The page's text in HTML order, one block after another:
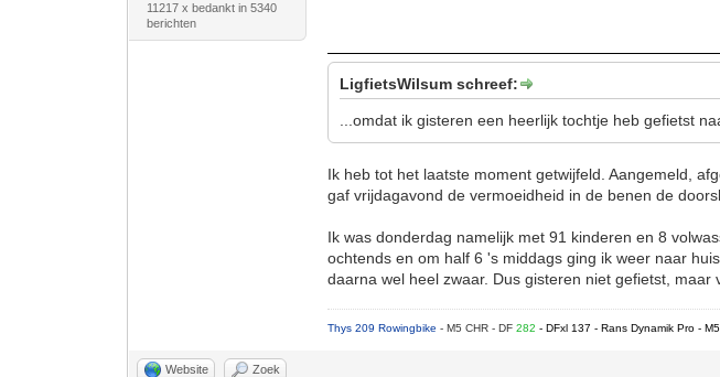
11217 x bedankt in 5340
berichten
LigfietsWilsum schreef:
...omdat ik gisteren een heerlijk tochtje heb gefietst
Ik heb tot het laatste moment getwijfeld. Aangemeld,
gaf vrijdagavond de vermoeidheid in de benen de
Ik was donderdag namelijk met 91 kinderen en 8
ochtends en om half 6 's middags ging ik weer naar
daarna wel heel zwaar. Dus gisteren niet gefietst, maar
Thys 209 Rowingbike- M5 CHR - DF282- DFxl 137 - Rans Dynamik Pro -
Website Zoek